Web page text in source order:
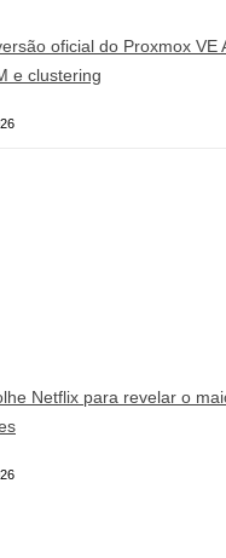
oficial do Proxmox VE
e clustering
Netflix para revelar o